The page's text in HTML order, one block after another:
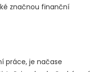
značnou finanční
práce, je načase